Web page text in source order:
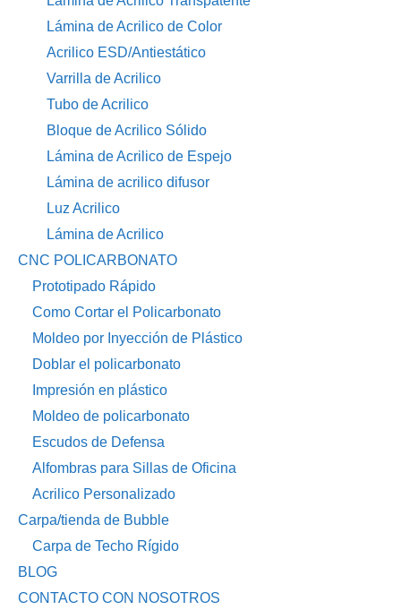
Lámina de Acrilico de Color
Acrilico ESD/Antiestático
Varrilla de Acrilico
Tubo de Acrilico
Bloque de Acrilico Sólido
Lámina de Acrilico de Espejo
Lámina de acrilico difusor
Luz Acrilico
Lámina de Acrilico
CNC POLICARBONATO
Prototipado Rápido
Como Cortar el Policarbonato
Moldeo por Inyección de Plástico
Doblar el policarbonato
Impresión en plástico
Moldeo de policarbonato
Escudos de Defensa
Alfombras para Sillas de Oficina
Acrilico Personalizado
Carpa/tienda de Bubble
Carpa de Techo Rígido
BLOG
CONTACTO CON NOSOTROS